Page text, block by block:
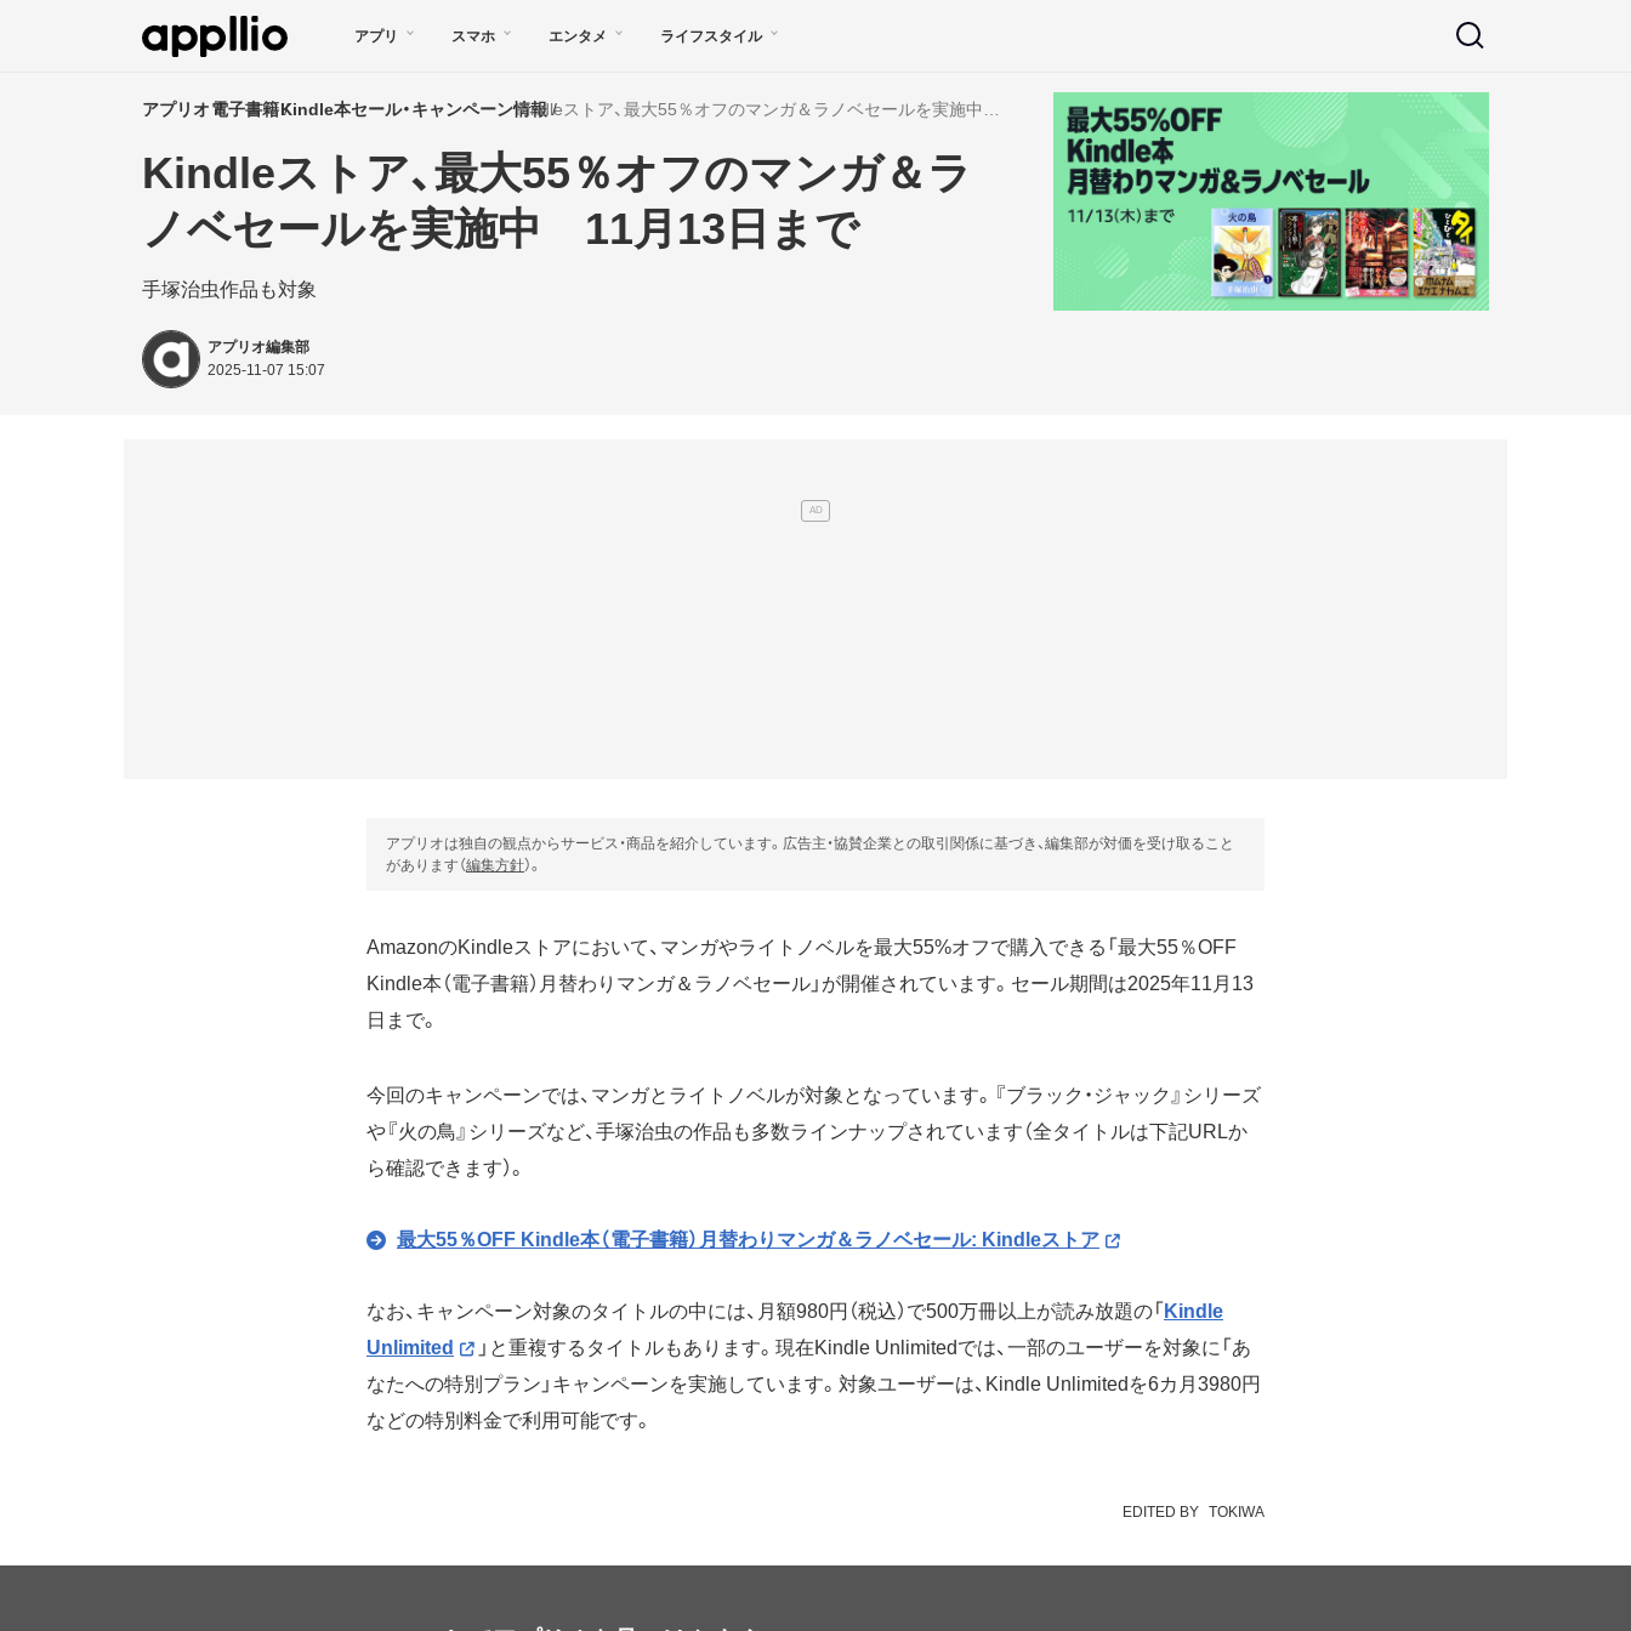
アプリ スマホ エンタメ ライフスタイル
アプリオ電子書籍Kindle本セール・キャンペーン情報
Kindleストア、最大55％オフのマンガ＆ラ
ノベセールを実施中 11月13日まで
手塚治虫作品も対象
アプリオ編集部
2025-11-07 15:07
アプリオは独自の観点からサービス・商品を紹介しています。広告主・協賛企業との取引関係に基づき、編集部が対価を受け取ること
があります（編集方針）。
AmazonのKindleストアにおいて、マンガやライトノベルを最大55%オフで購入できる「最大55％OFF
Kindle本（電子書籍）月替わりマンガ＆ラノベセール」が開催されています。セール期間は2025年11月13
日まで。
今回のキャンペーンでは、マンガとライトノベルが対象となっています。『ブラック・ジャック』シリーズ
や『火の鳥』シリーズなど、手塚治虫の作品も多数ラインナップされています（全タイトルは下記URLか
ら確認できます）。
最大55％OFF Kindle本（電子書籍）月替わりマンガ＆ラノベセール: Kindleストア
なお、キャンペーン対象のタイトルの中には、月額980円（税込）で500万冊以上が読み放題の「 Kindle
Unlimited
」と重複するタイトルもあります。現在Kindle Unlimitedでは、一部のユーザーを対象に「あ
なたへの特別プラン」キャンペーンを実施しています。対象ユーザーは、Kindle Unlimitedを6カ月3980円
などの特別料金で利用可能です。
EDITED BY TOKIWA